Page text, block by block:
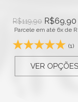
R$119,90 R$69,90
Parcele em até 6x de
(1)
VER OPÇÕES